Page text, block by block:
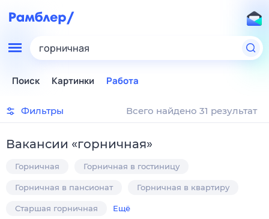
горничная
Поиск Картинки Работа
Фильтры Всего найдено 31 результат
Вакансии «горничная»
Горничная Горничная в гостиницу
Горничная в пансионат Горничная в квартиру
Старшая горничная Ещё